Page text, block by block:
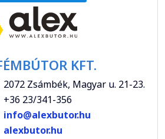
KFT.
2072 Zsámbék, Magyar u. 21-23.
+36 23/341-356
info@alexbutor.hu
alexbutor.hu